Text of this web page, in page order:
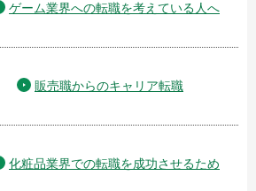
ゲーム業界への転職を考えている人へ
販売職からのキャリア転職
化粧品業界での転職を成功させるため